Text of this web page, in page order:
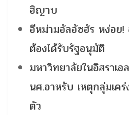
ฮิญาบ
อีหม่ามอัลอัซฮัร หง่อย!
ต้องได้รับรัฐอนุมัติ
มหาวิทยาลัยในอิสราเอ
นศ.อาหรับ เหตุกลุ่มเค
ตัว